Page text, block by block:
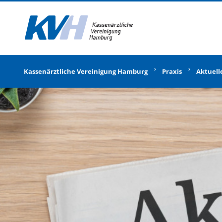
Kassenärztliche Vereinigung Hamburg Praxis